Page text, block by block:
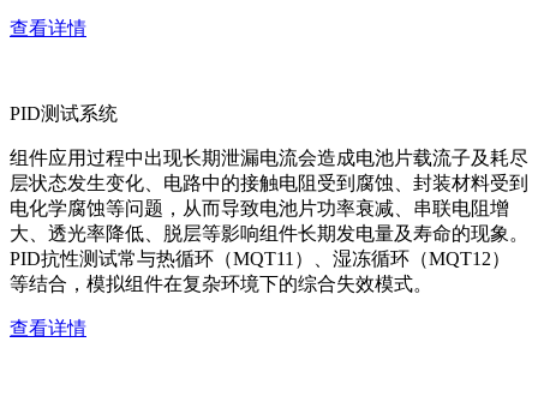
查看详情
PID测试系统
组件应用过程中出现长期泄漏电流会造成电池片载流子及耗尽
层状态发生变化、电路中的接触电阻受到腐蚀、封装材料受到
电化学腐蚀等问题，从而导致电池片功率衰减、串联电阻增
大、透光率降低、脱层等影响组件长期发电量及寿命的现象。
PID抗性测试常与热循环（MQT11）、湿冻循环（MQT12）
等结合，模拟组件在复杂环境下的综合失效模式。
查看详情